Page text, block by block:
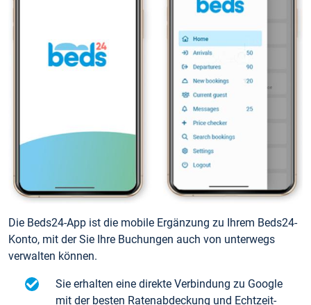
Die Beds24-App ist die mobile Ergänzung zu Ihrem Beds24-
Konto, mit der Sie Ihre Buchungen auch von unterwegs
verwalten können.
Sie erhalten eine direkte Verbindung zu Google
mit der besten Ratenabdeckung und Echtzeit-